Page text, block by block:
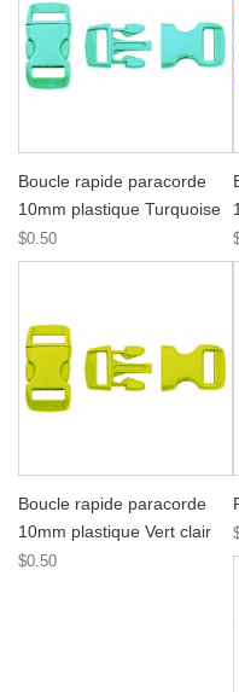
Boucle rapide paracorde
10mm plastique Turquoise
$0.50
Boucle rapide paracorde
10mm plastique Vert clair
$0.50